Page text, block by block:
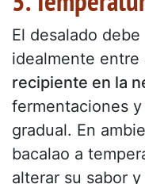
El desalado debe
idealmente entre
recipiente en la
fermentaciones
gradual. En
bacalao a
alterar su sabor